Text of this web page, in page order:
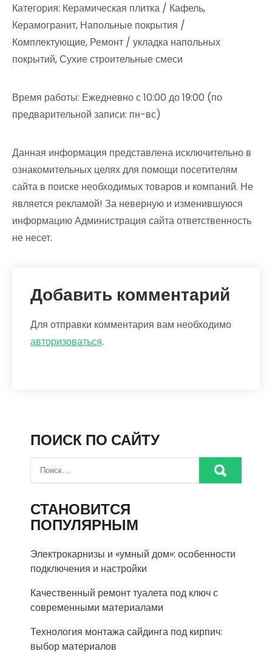
Категория: Керамическая плитка / Кафель,
Керамогранит, Напольные покрытия /
Комплектующие, Ремонт / укладка напольных
покрытий, Сухие строительные смеси
Время работы: Ежедневно с 10:00 до 19:00 (по
предварительной записи: пн-вс)
Данная информация представлена исключительно в
ознакомительных целях для помощи посетителям
сайта в поиске необходимых товаров и компаний. Не
является рекламой! За неверную и изменившуюся
информацию Администрация сайта ответственность
не несет.
Добавить комментарий
Для отправки комментария вам необходимо
авторизоваться.
ПОИСК ПО САЙТУ
СТАНОВИТСЯ
ПОПУЛЯРНЫМ
Электрокарнизы и «умный дом»: особенности
подключения и настройки
Качественный ремонт туалета под ключ с
современными материалами
Технология монтажа сайдинга под кирпич:
выбор материалов